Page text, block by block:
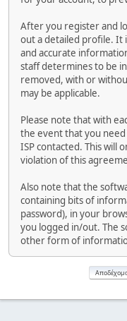
After you register and
out a detailed profile. It
and accurate
staff determines to be
removed, with or
may be applicable.
Please note that with
the event that you
ISP contacted. This will
violation of this
Also note that the
containing bits of
password), in your
you logged in/out. The
other form of